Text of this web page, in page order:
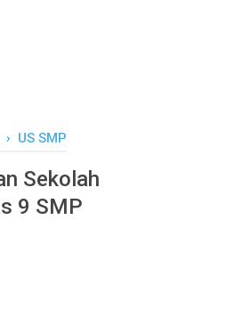
› US SMP
Sekolah
9 SMP